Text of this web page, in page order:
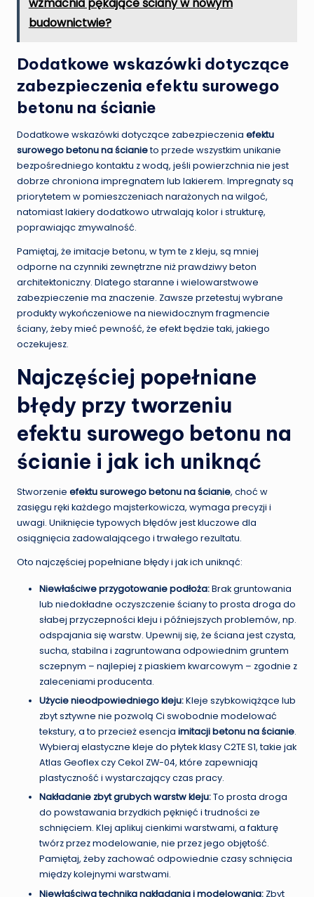
wzmacnia pękające ściany w nowym
budownictwie?
Dodatkowe wskazówki dotyczące
zabezpieczenia efektu surowego
betonu na ścianie
Dodatkowe wskazówki dotyczące zabezpieczenia efektu
surowego betonu na ścianieto przede wszystkim unikanie
bezpośredniego kontaktu z wodą, jeśli powierzchnia nie jest
dobrze chroniona impregnatem lub lakierem. Impregnaty są
priorytetem w pomieszczeniach narażonych na wilgoć,
natomiast lakiery dodatkowo utrwalają kolor i strukturę,
poprawiając zmywalność.
Pamiętaj, że imitacje betonu, w tym te z kleju, są mniej
odporne na czynniki zewnętrzne niż prawdziwy beton
architektoniczny. Dlatego staranne i wielowarstwowe
zabezpieczenie ma znaczenie. Zawsze przetestuj wybrane
produkty wykończeniowe na niewidocznym fragmencie
ściany, żeby mieć pewność, że efekt będzie taki, jakiego
oczekujesz.
Najczęściej popełniane
błędy przy tworzeniu
efektu surowego betonu na
ścianie i jak ich uniknąć
Stworzenie efektu surowego betonu na ścianie, choć w
zasięgu ręki każdego majsterkowicza, wymaga precyzji i
uwagi. Uniknięcie typowych błędów jest kluczowe dla
osiągnięcia zadowalającego i trwałego rezultatu.
Oto najczęściej popełniane błędy i jak ich uniknąć:
Niewłaściwe przygotowanie podłoża:Brak gruntowania
lub niedokładne oczyszczenie ściany to prosta droga do
słabej przyczepności kleju i późniejszych problemów, np.
odspajania się warstw. Upewnij się, że ściana jest czysta,
sucha, stabilna i zagruntowana odpowiednim gruntem
sczepnym – najlepiej z piaskiem kwarcowym – zgodnie z
zaleceniami producenta.
Użycie nieodpowiedniego kleju:Kleje szybkowiążące lub
zbyt sztywne nie pozwolą Ci swobodnie modelować
tekstury, a to przecież esencja imitacji betonu na ścianie.
Wybieraj elastyczne kleje do płytek klasy C2TE S1, takie jak
Atlas Geoflex czy Cekol ZW-04, które zapewniają
plastyczność i wystarczający czas pracy.
Nakładanie zbyt grubych warstw kleju:To prosta droga
do powstawania brzydkich pęknięć i trudności ze
schnięciem. Klej aplikuj cienkimi warstwami, a fakturę
twórz przez modelowanie, nie przez jego objętość.
Pamiętaj, żeby zachować odpowiednie czasy schnięcia
między kolejnymi warstwami.
Niewłaściwa technika nakładania i modelowania: Zbyt